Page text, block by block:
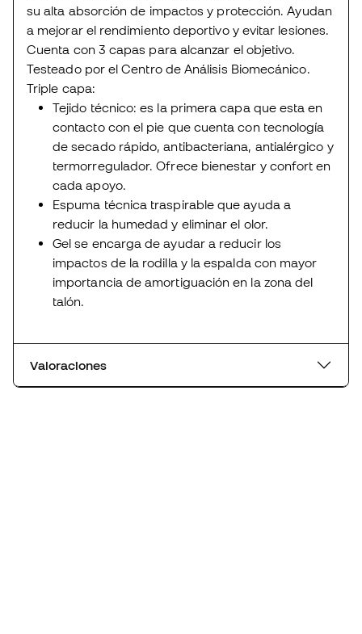
su alta absorción de impactos y protección. Ayudan
a mejorar el rendimiento deportivo y evitar lesiones.
Cuenta con 3 capas para alcanzar el objetivo.
Testeado por el Centro de Análisis Biomecánico.
Triple capa:
Tejido técnico: es la primera capa que esta en
contacto con el pie que cuenta con tecnología
de secado rápido, antibacteriana, antialérgico y
termorregulador. Ofrece bienestar y confort en
cada apoyo.
Espuma técnica traspirable que ayuda a
reducir la humedad y eliminar el olor.
Gel se encarga de ayudar a reducir los
impactos de la rodilla y la espalda con mayor
importancia de amortiguación en la zona del
talón.
Valoraciones